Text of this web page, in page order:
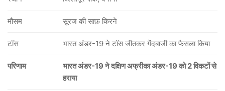
मौसम सूरज की साफ़ किरने
टॉस भारत अंडर-19 ने टॉस जीतकर गेंदबाजी का फैसला किया
परिणाम
भारत अंडर-19 ने दक्षिण अफ्रीका अंडर-19 को 2 विकटों से
हराया